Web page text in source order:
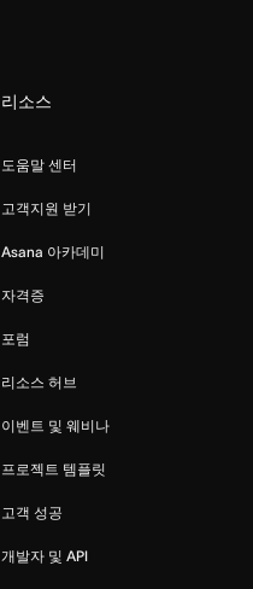
리소스
도움말 센터
고객지원 받기
Asana 아카데미
자격증
포럼
리소스 허브
이벤트 및 웨비나
프로젝트 템플릿
고객 성공
개발자 및 API